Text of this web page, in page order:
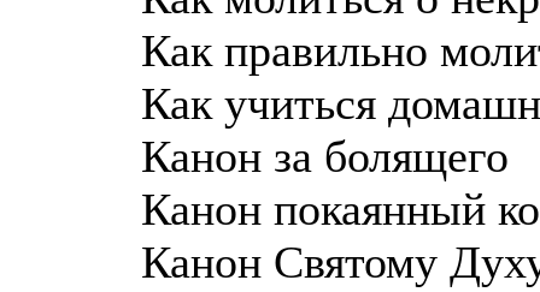
Как правильно
Как учиться
Канон за болящего
Канон покаянный
Канон Святому